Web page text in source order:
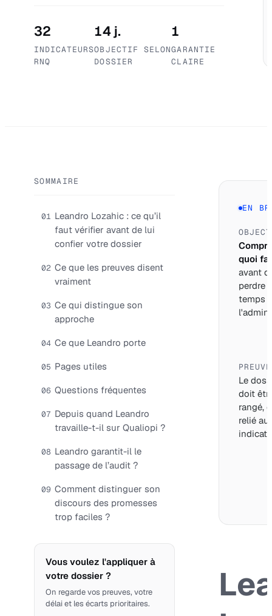
32
INDICATEURS
RNQ
14 j.
OBJECTIF SELON
DOSSIER
1
GARANTIE
CLAIRE
SOMMAIRE
01 Leandro Lozahic : ce qu’il
faut vérifier avant de lui
confier votre dossier
02 Ce que les preuves disent
vraiment
03 Ce qui distingue son
approche
04 Ce que Leandro porte
05 Pages utiles
06 Questions fréquentes
07 Depuis quand Leandro
travaille-t-il sur Qualiopi ?
08 Leandro garantit-il le
passage de l’audit ?
09 Comment distinguer son
discours des promesses
trop faciles ?
Vous voulez l'appliquer à
votre dossier ?
On regarde vos preuves, votre
délai et les écarts prioritaires.
EN
quoi
avant
perdre
temps
PREUVE
Le
doit
rangé,
relié